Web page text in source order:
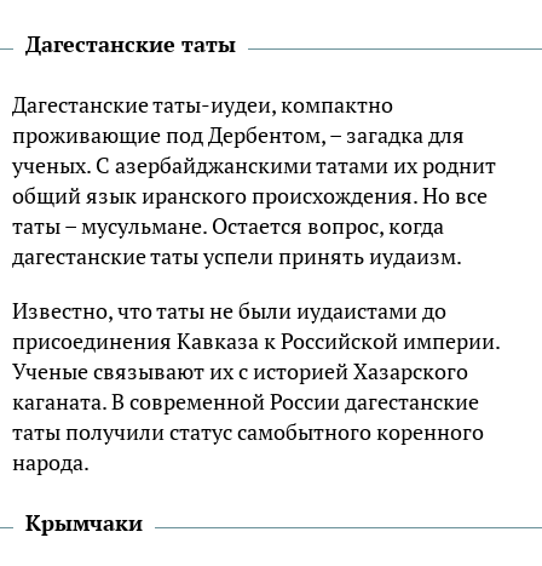
Дагестанские таты
Дагестанские таты-иудеи, компактно
проживающие под Дербентом, – загадка для
ученых. С азербайджанскими татами их роднит
общий язык иранского происхождения. Но все
таты – мусульмане. Остается вопрос, когда
дагестанские таты успели принять иудаизм.
Известно, что таты не были иудаистами до
присоединения Кавказа к Российской империи.
Ученые связывают их с историей Хазарского
каганата. В современной России дагестанские
таты получили статус самобытного коренного
народа.
Крымчаки